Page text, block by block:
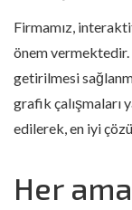
Firmamız,
önem vermektedir.
getirilmesi
grafik çalışmaları
edilerek, en iyi
Her